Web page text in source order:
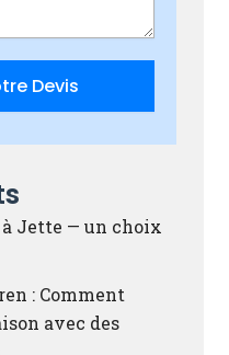
Devis
Jette — un choix
: Comment
avec des